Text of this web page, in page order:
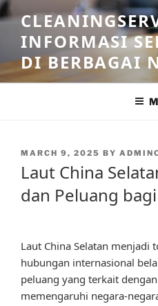
Skip
to
contentINFORMASI
DI BERBAGAI
POSTED
MARCH 9, 2025 BY
Laut China
dan Peluang
Laut China Selatan menjadi
hubungan internasional
peluang yang terkait
memengaruhi negara-